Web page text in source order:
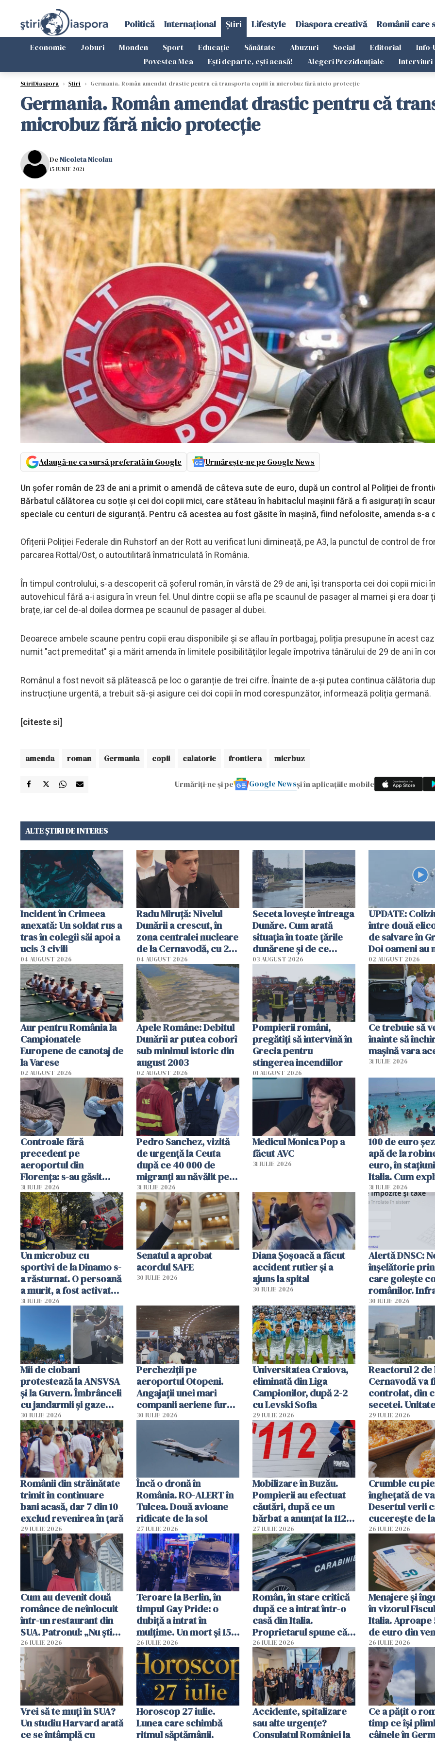
Politică Internațional Știri Lifestyle Diaspora creativă Românii care
Economie Joburi Monden Sport Educație Sănătate Abuzuri Social Editorial
Info-
Povestea Mea
Ești departe, ești acasă! Alegeri Prezidențiale Interviuri
StiriDiaspora › Știri › Germania. Român amendat drastic pentru că transporta copiii în microbuz fără nicio protecție
Germania. Român amendat drastic pentru că
microbuz fără nicio protecție
DeNicoleta Nicolau
15 IUNIE 2021
Adaugă-ne ca sursă preferată în Google Urmărește-ne pe Google News
Un șofer român de 23 de ani a primit o amendă de câteva sute de euro, după un control al Poliției de
Bărbatul călătorea cu soție și cei doi copii mici, care stăteau în habitaclul mașinii fără a fi asigurați în
speciale cu centuri de siguranță. Pentru că acestea au fost găsite în mașină, fiind nefolosite, amenda s-a
Ofițerii Poliției Federale din Ruhstorf an der Rott au verificat luni dimineață, pe A3, la punctul de control de
parcarea Rottal/Ost, o autoutilitară înmatriculată în România.
În timpul controlului, s-a descoperit că șoferul român, în vârstă de 29 de ani, își transporta cei doi copii mici
autovehicul fără a-i asigura în vreun fel. Unul dintre copii se afla pe scaunul de pasager al mamei și era doar
brațe, iar cel de-al doilea dormea pe scaunul de pasager al dubei.
Deoarece ambele scaune pentru copii erau disponibile și se aflau în portbagaj, poliția presupune în acest
numit "act premeditat" și a mărit amenda în limitele posibilităților legale împotriva tânărului de 29 de ani în
Românul a fost nevoit să plătească pe loc o garanție de trei cifre. Înainte de a-și putea continua călătoria
instrucțiune urgentă, a trebuit să-și asigure cei doi copii în mod corespunzător, informează poliția germană.
[citeste si]
amenda roman Germania copii calatorie frontiera micrbuz
Urmăriți-ne și pe Google Newsși în aplicațiile mobile
ALTE ȘTIRI DE INTERES
Incident în Crimeea
anexată: Un soldat rus a
tras în colegii săi apoi a
ucis 3 civili
04 AUGUST 2026
Radu Miruţă: Nivelul
Dunării a crescut, în
zona centralei nucleare
de la Cernavodă, cu 2
cm faţă de ziua trecută
04 AUGUST 2026
Seceta lovește întreaga
Dunăre. Cum arată
situația în toate țările
dunărene și de ce
România resimte
efectele, deși a plouat
în iulie
03 AUGUST 2026
UPDATE:
între două
de salvare în
Doi oameni au
02 AUGUST 2026
Aur pentru România la
Campionatele
Europene de canotaj de
la Varese
02 AUGUST 2026
Apele Române: Debitul
Dunării ar putea coborî
sub minimul istoric din
august 2003
02 AUGUST 2026
Pompierii români,
pregătiţi să intervină în
Grecia pentru
stingerea incendiilor
01 AUGUST 2026
Ce trebuie să
înainte să
mașină vara
31 IULIE 2026
Controale fără
precedent pe
aeroportul din
Florența: s-au găsit
capete de aligator și o
sumă imensă de bani
31 IULIE 2026
Pedro Sanchez, vizită
de urgență la Ceuta
după ce 40 000 de
migranți au năvălit pe
teritoriul spaniol: „Vom
mobiliza toate
resursele"
31 IULIE 2026
Medicul Monica Pop a
făcut AVC
31 IULIE 2026
100 de euro
apă de la
euro, în
Italia. Cum
autoritățile
31 IULIE 2026
Un microbuz cu
sportivi de la Dinamo s-
a răsturnat. O persoană
a murit, a fost activat
planul roșu de
31 IULIE 2026
Senatul a aprobat
acordul SAFE
30 IULIE 2026
Diana Șoșoacă a făcut
accident rutier și a
ajuns la spital
30 IULIE 2026
Alertă DNSC:
înșelătorie prin
care golește
românilor.
folosesc
Ghișeul.ro și
Române
30 IULIE 2026
Mii de ciobani
protestează la ANSVSA
și la Guvern. Îmbrânceli
cu jandarmii și gaze
lacrimogene
30 IULIE 2026
Percheziții pe
aeroportul Otopeni.
Angajații unei mari
companii aeriene furau
parfumuri, ceasuri și
vânzării
30 IULIE 2026
Universitatea Craiova,
eliminată din Liga
Campionilor, după 2-2
cu Levski Sofia
29 IULIE 2026
Reactorul 2 de
Cernavodă va
controlat, din
secetei.
deja oprită
29 IULIE 2026
Românii din străinătate
trimit în continuare
bani acasă, dar 7 din 10
exclud revenirea în țară
29 IULIE 2026
Încă o dronă în
România. RO-ALERT în
Tulcea. Două avioane
ridicate de la sol
27 IULIE 2026
Mobilizare în Buzău.
Pompierii au efectuat
căutări, după ce un
bărbat a anunțat la 112
că a văzut un obiect
luminos
27 IULIE 2026
Crumble cu
înghețată de
Desertul verii
cucerește de
lingură
26 IULIE 2026
Cum au devenit două
românce de neînlocuit
într-un restaurant din
SUA. Patronul: „Nu știu
ce o să mă fac fără voi”
26 IULIE 2026
Teroare la Berlin, în
timpul Gay Pride: o
dubiță a intrat în
mulțime. Un mort și 15
răniți
26 IULIE 2026
Român, în stare critică
după ce a intrat într-o
casă din Italia.
Proprietarul spune că
s-a apărat cu un cuțit
26 IULIE 2026
Menajere și
în vizorul
Italia. Aproape
de euro din
ascunși de
26 IULIE 2026
Vrei să te muți în SUA?
Un studiu Harvard arată
ce se întâmplă cu
Horoscop 27 iulie.
Lunea care schimbă
ritmul săptămânii.
Accidente, spitalizare
sau alte urgențe?
Consulatul României la
Ce a pățit o
timp ce își
câinele în